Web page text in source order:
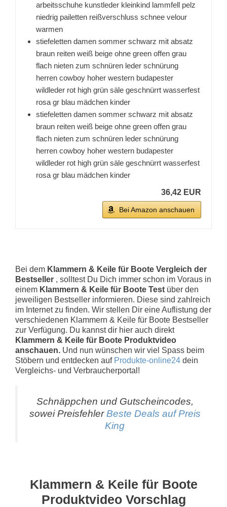
arbeitsschuhe kunstleder kleinkind lammfell pelz
niedrig pailetten reißverschluss schnee velour
warmen
stiefeletten damen sommer schwarz mit absatz
braun reiten weiß beige ohne green offen grau
flach nieten zum schnüren leder schnürung
herren cowboy hoher western budapester
wildleder rot high grün säle geschnürrt wasserfest
rosa gr blau mädchen kinder
stiefeletten damen sommer schwarz mit absatz
braun reiten weiß beige ohne green offen grau
flach nieten zum schnüren leder schnürung
herren cowboy hoher western budapester
wildleder rot high grün säle geschnürrt wasserfest
rosa gr blau mädchen kinder
36,42 EUR
Bei Amazon anschauen
Bei dem Klammern & Keile für Boote Vergleich der
Bestseller , solltest Du Dich immer schon im Voraus in
einem Klammern & Keile für Boote Test über den
jeweiligen Bestseller informieren. Diese sind zahlreich
im Internet zu finden. Wir stellen Dir eine Auflistung der
verschiedenen Klammern & Keile für Boote Bestseller
zur Verfügung. Du kannst dir hier auch direkt
Klammern & Keile für Boote Produktvideo
anschauen. Und nun wünschen wir viel Spass beim
Stöbern und entdecken auf Produkte-online24 dein
Vergleichs- und Verbraucherportal!
Schnäppchen und Gutscheincodes,
sowei Preisfehler Beste Deals auf Preis
King
Klammern & Keile für Boote
Produktvideo Vorschlag